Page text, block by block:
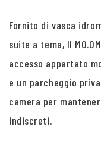
Fornito di vasca
suite a tema, Il
accesso appartato
e un parcheggio
camera per
indiscreti.